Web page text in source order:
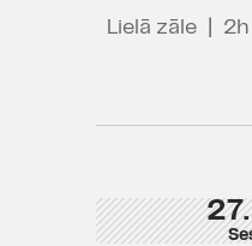
Lielā zāle